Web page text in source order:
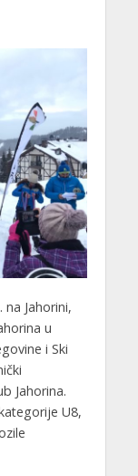
Jahorini,
u
i Ski
Jahorina.
U8,